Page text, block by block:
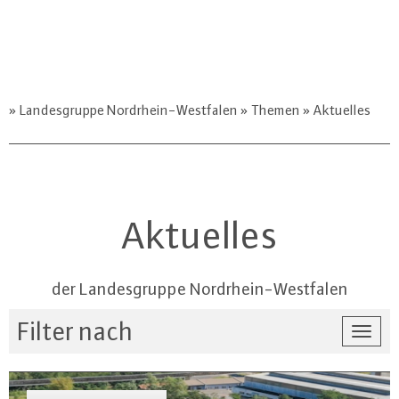
Landesgruppe Nordrhein-Westfalen Themen Aktuelles
Aktuelles
der Landesgruppe Nordrhein-Westfalen
Filter nach